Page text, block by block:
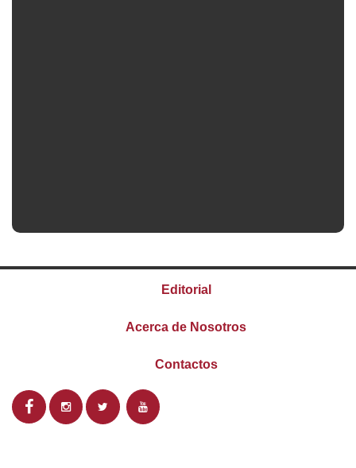
Editorial
Acerca de Nosotros
Contactos